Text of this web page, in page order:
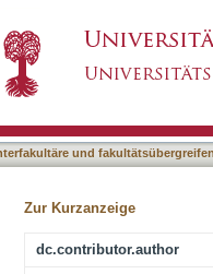
und
Zur Kurzanzeige
dc.contributor.author